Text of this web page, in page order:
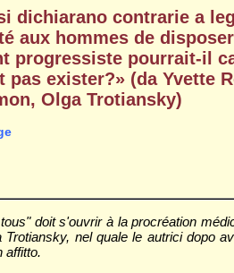
dichiarano contrarie a
aux hommes de
progressiste pourrait-il
exister?» (da Yvette
Olga Trotiansky)
doit s'ouvrir à la procréation
nel quale le autrici dopo
affitto.